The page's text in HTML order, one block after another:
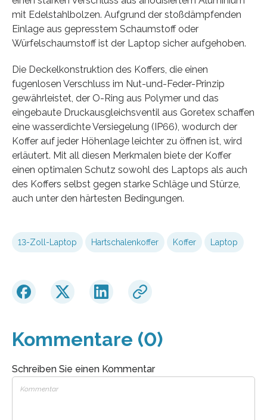
mit Edelstahlbolzen. Aufgrund der stoßdämpfenden
Einlage aus gepresstem Schaumstoff oder
Würfelschaumstoff ist der Laptop sicher aufgehoben.
Die Deckelkonstruktion des Koffers, die einen
fugenlosen Verschluss im Nut-und-Feder-Prinzip
gewährleistet, der O-Ring aus Polymer und das
eingebaute Druckausgleichsventil aus Goretex schaffen
eine wasserdichte Versiegelung (IP66), wodurch der
Koffer auf jeder Höhenlage leichter zu öffnen ist, wird
erläutert. Mit all diesen Merkmalen biete der Koffer
einen optimalen Schutz sowohl des Laptops als auch
des Koffers selbst gegen starke Schläge und Stürze,
auch unter den härtesten Bedingungen.
13-Zoll-Laptop Hartschalenkoffer Koffer Laptop
Kommentare (0)
Schreiben Sie einen Kommentar